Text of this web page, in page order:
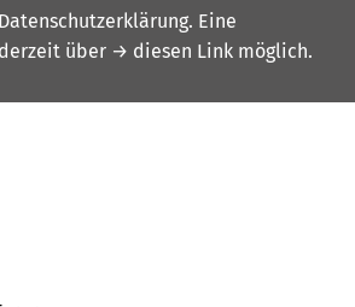
. Eine
über → diesen Link möglich.